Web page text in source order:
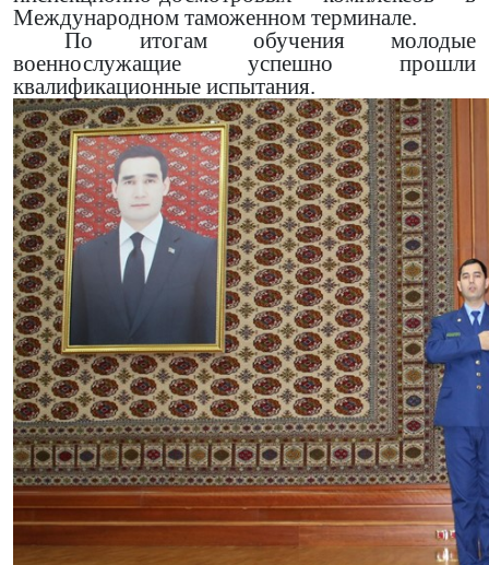
Международном таможенном терминале.
По итогам обучения молодые
военнослужащие успешно прошли
квалификационные испытания.